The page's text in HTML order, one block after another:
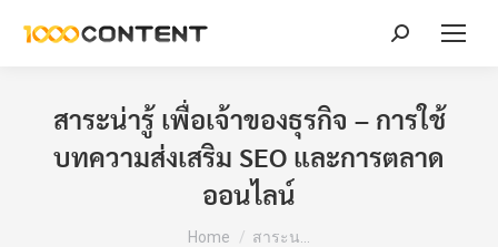
Search:
สาระน่ารู้ เพื่อเจ้าของธุรกิจ – การใช้
บทความส่งเสริม SEO และการตลาด
ออนไลน์
You are here:
Home สาระน…